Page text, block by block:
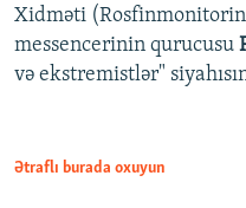
Xidməti
messencerinin qurucusu
və ekstremistlər"
Ətraflı burada oxuyun